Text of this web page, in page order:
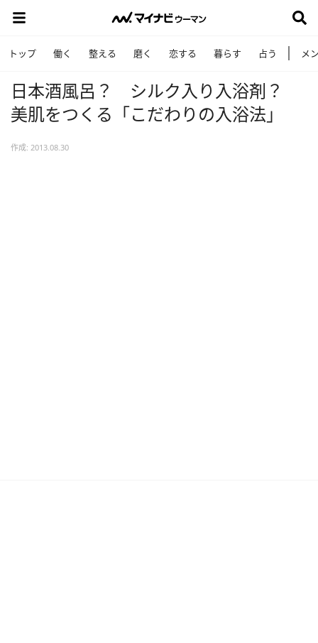
トップ 働く 整える 磨く 恋する 暮らす 占う メ
日本酒風呂？ シルク入り入浴剤？
美肌をつくる「こだわりの入浴法」
作成: 2013.08.30